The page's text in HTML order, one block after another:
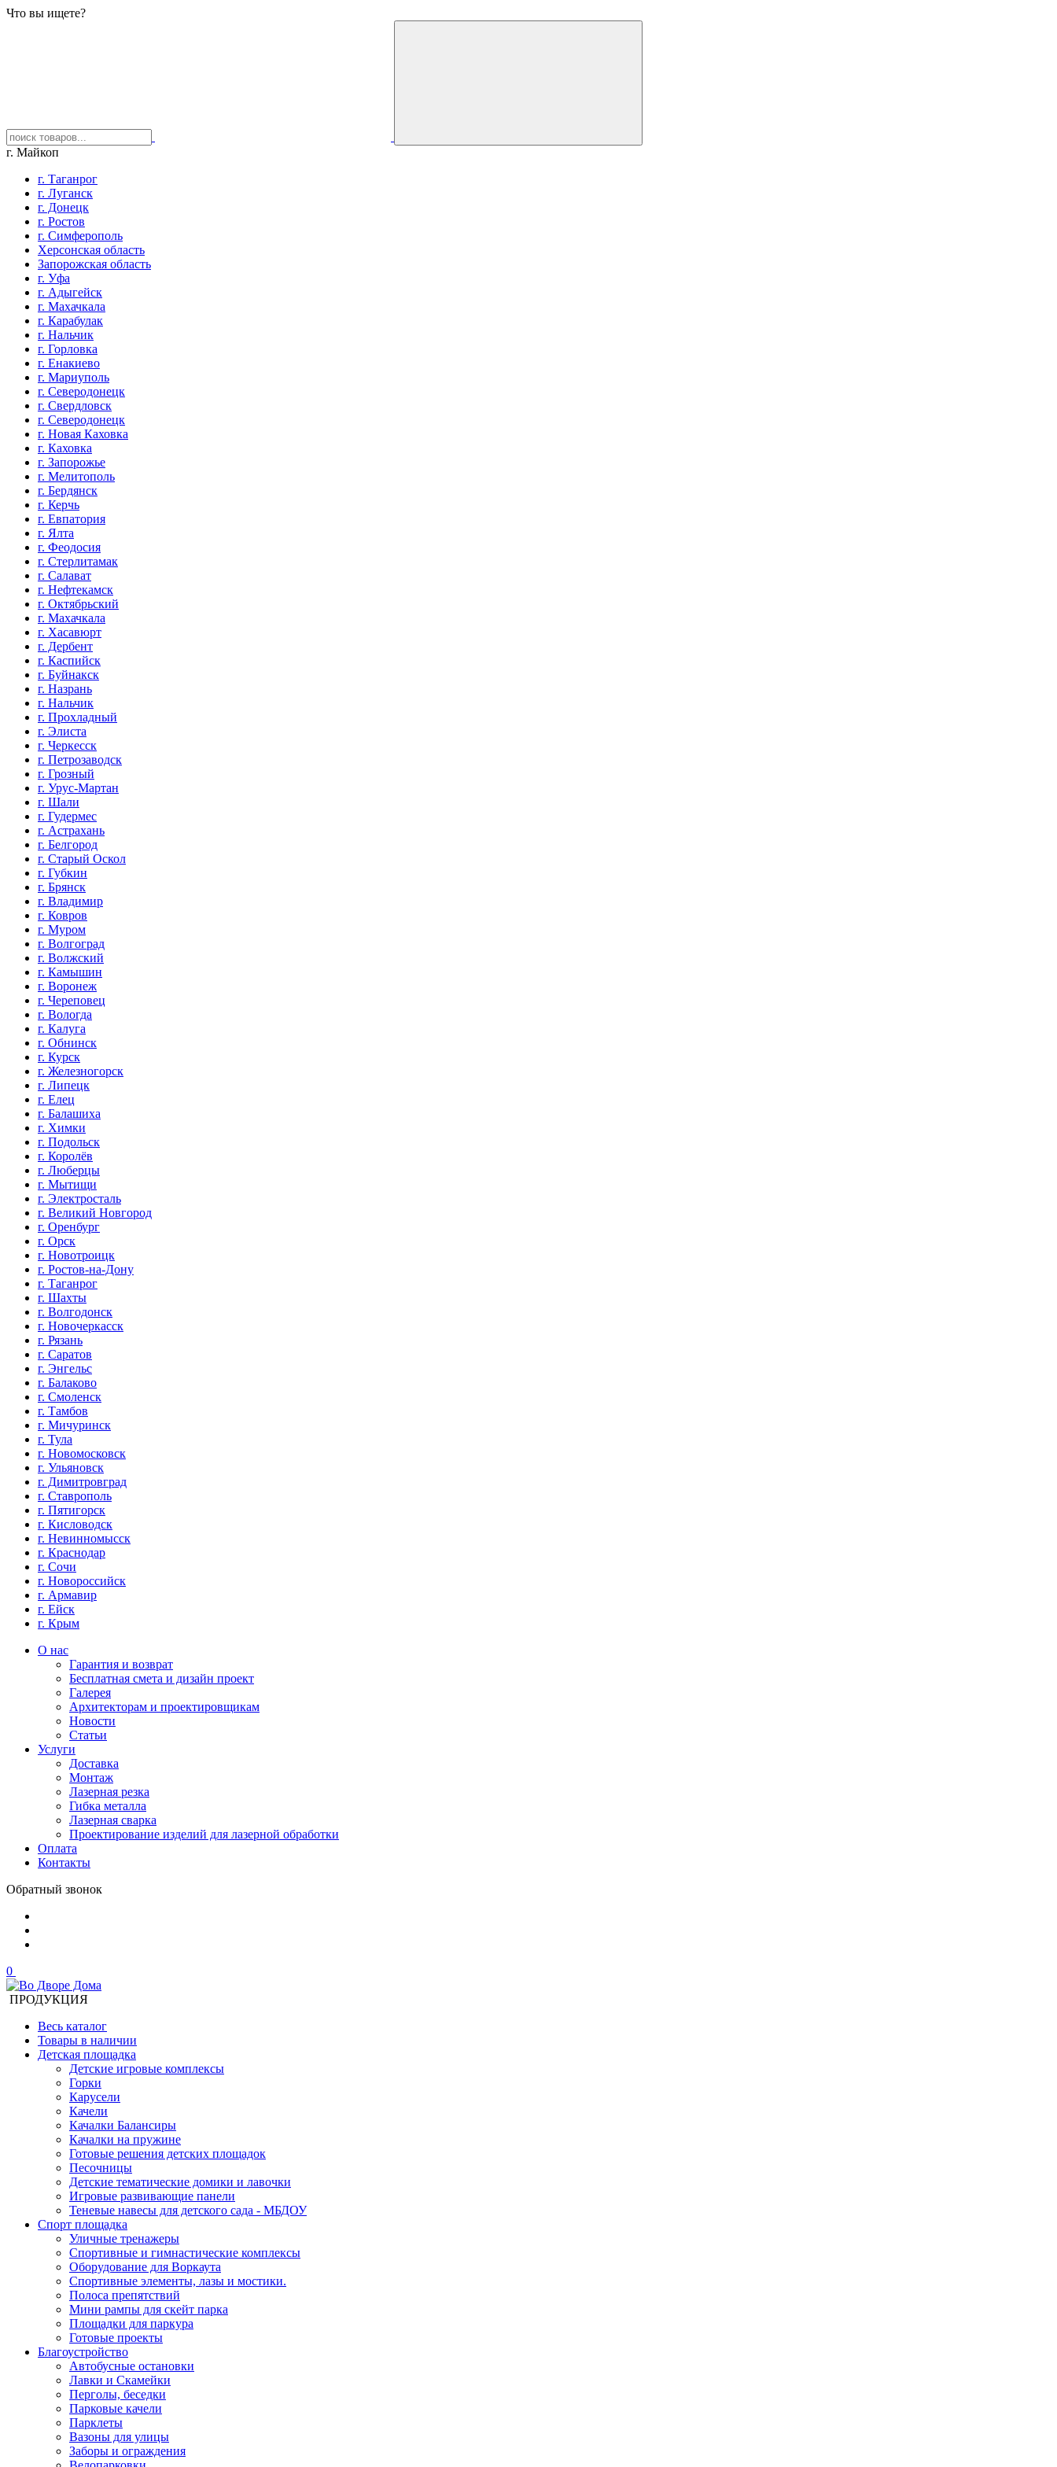
Что вы ищете?
г. Майкоп
г. Таганрог
г. Луганск
г. Донецк
г. Ростов
г. Симферополь
Херсонская область
Запорожская область
г. Уфа
г. Адыгейск
г. Махачкала
г. Карабулак
г. Нальчик
г. Горловка
г. Енакиево
г. Мариуполь
г. Северодонецк
г. Свердловск
г. Северодонецк
г. Новая Каховка
г. Каховка
г. Запорожье
г. Мелитополь
г. Бердянск
г. Керчь
г. Евпатория
г. Ялта
г. Феодосия
г. Стерлитамак
г. Салават
г. Нефтекамск
г. Октябрьский
г. Махачкала
г. Хасавюрт
г. Дербент
г. Каспийск
г. Буйнакск
г. Назрань
г. Нальчик
г. Прохладный
г. Элиста
г. Черкесск
г. Петрозаводск
г. Грозный
г. Урус-Мартан
г. Шали
г. Гудермес
г. Астрахань
г. Белгород
г. Старый Оскол
г. Губкин
г. Брянск
г. Владимир
г. Ковров
г. Муром
г. Волгоград
г. Волжский
г. Камышин
г. Воронеж
г. Череповец
г. Вологда
г. Калуга
г. Обнинск
г. Курск
г. Железногорск
г. Липецк
г. Елец
г. Балашиха
г. Химки
г. Подольск
г. Королёв
г. Люберцы
г. Мытищи
г. Электросталь
г. Великий Новгород
г. Оренбург
г. Орск
г. Новотроицк
г. Ростов-на-Дону
г. Таганрог
г. Шахты
г. Волгодонск
г. Новочеркасск
г. Рязань
г. Саратов
г. Энгельс
г. Балаково
г. Смоленск
г. Тамбов
г. Мичуринск
г. Тула
г. Новомосковск
г. Ульяновск
г. Димитровград
г. Ставрополь
г. Пятигорск
г. Кисловодск
г. Невинномысск
г. Краснодар
г. Сочи
г. Новороссийск
г. Армавир
г. Ейск
г. Крым
О нас
Гарантия и возврат
Бесплатная смета и дизайн проект
Галерея
Архитекторам и проектировщикам
Новости
Статьи
Услуги
Доставка
Монтаж
Лазерная резка
Гибка металла
Лазерная сварка
Проектирование изделий для лазерной обработки
Оплата
Контакты
Обратный звонок
0
ПРОДУКЦИЯ
Весь каталог
Товары в наличии
Детская площадка
Детские игровые комплексы
Горки
Карусели
Качели
Качалки Балансиры
Качалки на пружине
Готовые решения детских площадок
Песочницы
Детские тематические домики и лавочки
Игровые развивающие панели
Теневые навесы для детского сада - МБДОУ
Спорт площадка
Уличные тренажеры
Спортивные и гимнастические комплексы
Оборудование для Воркаута
Спортивные элементы, лазы и мостики.
Полоса препятствий
Мини рампы для скейт парка
Площадки для паркура
Готовые проекты
Благоустройство
Автобусные остановки
Лавки и Скамейки
Перголы, беседки
Парковые качели
Парклеты
Вазоны для улицы
Заборы и ограждения